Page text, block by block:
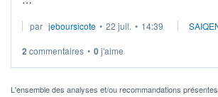
via un ETF plutôt que des actions
Idéalement, je voudrais qu'il soit éligible au
Pour l' ...
par jeboursicote • 22 juil. • 14:39
2 commentaires • 0j'aime
L'ensemble des analyses et/ou recommandations